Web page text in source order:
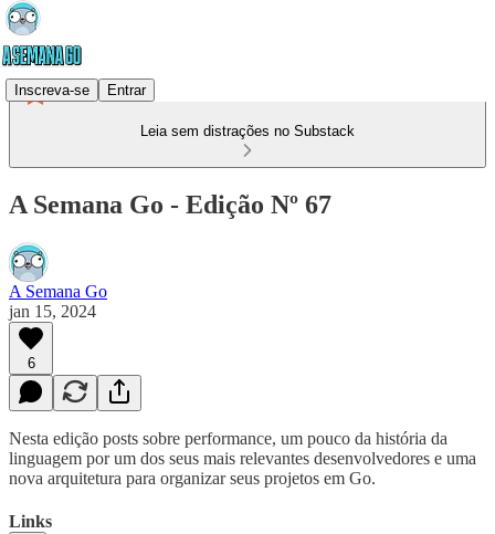
Inscreva-se Entrar
Leia sem distrações no Substack
A Semana Go - Edição Nº 67
A Semana Go
jan 15, 2024
6
Nesta edição posts sobre performance, um pouco da história da
linguagem por um dos seus mais relevantes desenvolvedores e uma
nova arquitetura para organizar seus projetos em Go.
Links